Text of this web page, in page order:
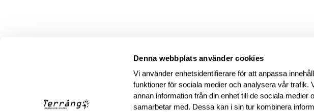
Denna webbplats använder cookies
Vi använder enhetsidentifierare för att anpassa
funktioner för sociala medier och analysera vår trafik.
annan information från din enhet till de sociala
samarbetar med. Dessa kan i sin tur kombinera